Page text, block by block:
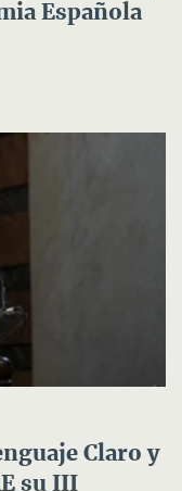
Española
Claro y
su III